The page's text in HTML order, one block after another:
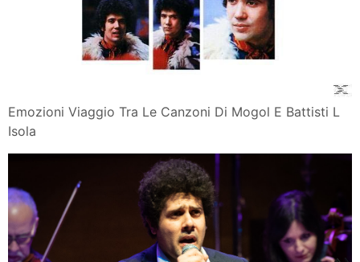
Emozioni Viaggio Tra Le Canzoni Di Mogol E Battisti L
Isola